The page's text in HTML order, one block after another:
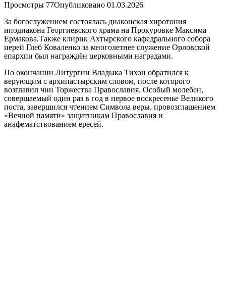
Просмотры 77Опубликовано 01.03.2026
За богослужением состоялась диаконская хиротония
иподиакона Георгиевского храма на Прокуровке Максима
Ермакова.Также клирик Ахтырского кафедрального собора
иерей Глеб Коваленко за многолетнее служение Орловской
епархии был награждён церковными наградами.
По окончании Литургии Владыка Тихон обратился к
верующим с архипастырским словом, после которого
возглавил чин Торжества Православия. Особый молебен,
совершаемый один раз в год в первое воскресенье Великого
поста, завершился чтением Символа веры, провозглашением
«Вечной памяти» защитникам Православия и
анафематствованием ересей.